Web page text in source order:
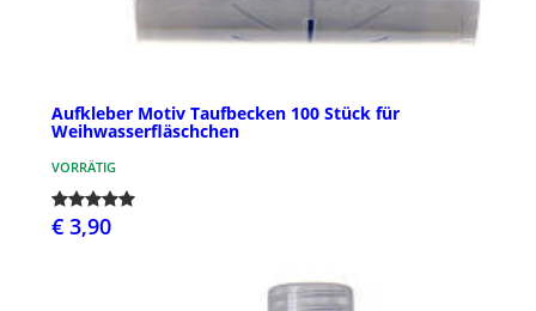
Aufkleber Motiv Taufbecken 100 Stück für
Weihwasserfläschchen
VORRÄTIG
€ 3,90